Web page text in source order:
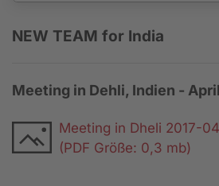
NEW TEAM for India
Meeting in Dehli, Indien -
Meeting in Dheli 2017-04
(PDF Größe: 0,3 mb)